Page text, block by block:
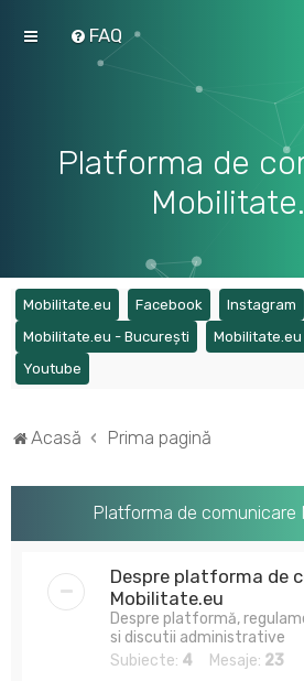
FAQ
Platforma de
Mobilitate.eu (Opens a new tab)
Facebook (Opens a new
Instagram
Mobilitate.eu - București (Opens a new
Mobilitate.eu
Youtube
Acasă Prima pagină
Platforma de comunicare
Despre platforma de
Mobilitate.eu
Despre platformă,
si discutii administrative
Subiecte: 4 Mesaje: 23